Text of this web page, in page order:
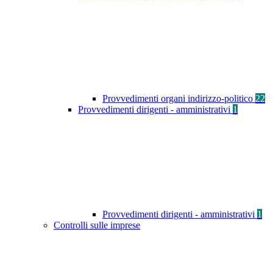
Provvedimenti organi indirizzo-politico 22
Provvedimenti dirigenti - amministrativi 1
Provvedimenti dirigenti - amministrativi 1
Controlli sulle imprese